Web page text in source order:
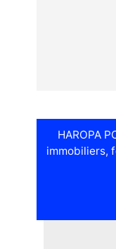
HAROPA
immobiliers,